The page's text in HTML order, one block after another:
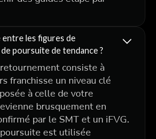
les figures de
poursuite de tendance ?
consiste à
franchisse un niveau clé
à celle de votre
brusquement en
par le SMT et un iFVG.
est utilisée